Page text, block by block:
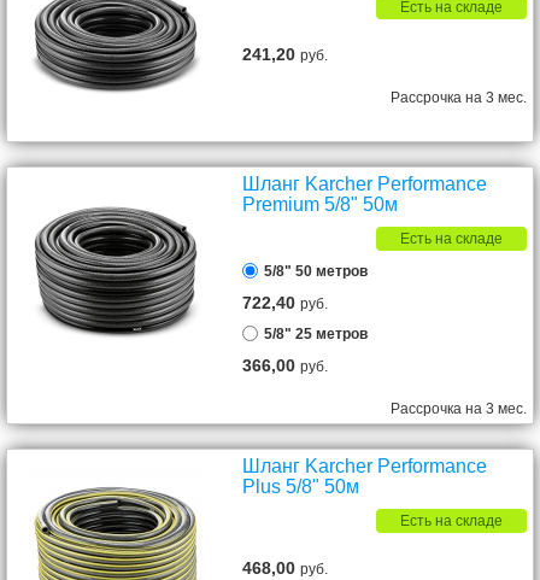
Есть на складе
241,20руб.
Рассрочка на 3 мес.
Шланг Karcher Performance
Premium 5/8" 50м
Есть на складе
5/8" 50 метров
722,40руб.
5/8" 25 метров
366,00руб.
Рассрочка на 3 мес.
Шланг Karcher Performance
Plus 5/8" 50м
Есть на складе
468,00руб.